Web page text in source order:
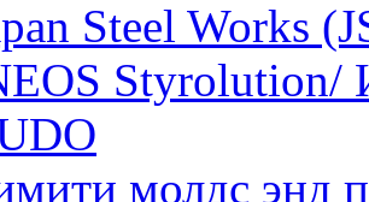
Steel Works
молдс энд